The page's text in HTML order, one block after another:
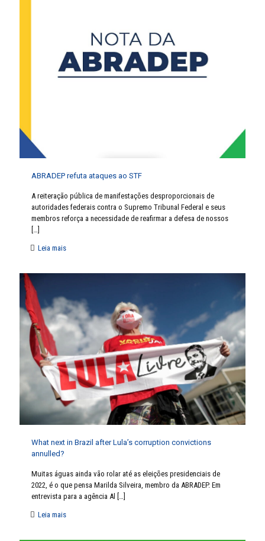
ABRADEP refuta ataques ao STF
A reiteração pública de manifestações desproporcionais de
autoridades federais contra o Supremo Tribunal Federal e seus
membros reforça a necessidade de reafirmar a defesa de nossos
[…]
Leia mais
What next in Brazil after Lula’s corruption convictions
annulled?
Muitas águas ainda vão rolar até as eleições presidenciais de
2022, é o que pensa Marilda Silveira, membro da ABRADEP. Em
entrevista para a agência Al […]
Leia mais